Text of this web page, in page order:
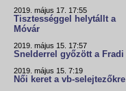
2019. május 17. 17:55
Tisztességgel helytállt a
Móvár
2019. május 15. 17:57
Snelderrel győzött a Fradi
2019. május 15. 7:19
Női keret a vb-selejtezőkre